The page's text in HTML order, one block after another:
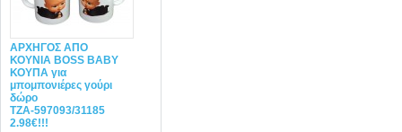
ΑΡΧΗΓΟΣ ΑΠΟ
ΚΟΥΝΙΑ BOSS BABY
ΚΟΥΠΑ για
μπομπονιέρες γούρι
δώρο
ΤΖΑ-597093/31185
2.98€!!!